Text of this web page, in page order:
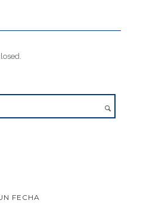
FECHA